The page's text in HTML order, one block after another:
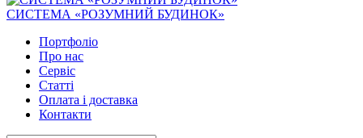
СИСТЕМА «РОЗУМНИЙ БУДИНОК»
Портфоліо
Про нас
Сервіс
Статті
Оплата і доставка
Контакти